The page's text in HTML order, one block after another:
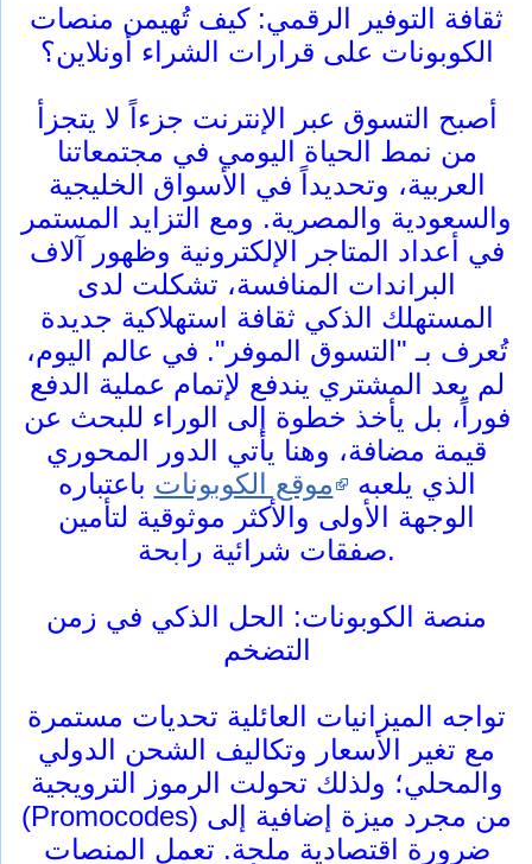
ثقافة التوفير الرقمي: كيف تُهيمن منصات
الكوبونات على قرارات الشراء أونلاين؟
أصبح التسوق عبر الإنترنت جزءاً لا يتجزأ
من نمط الحياة اليومي في مجتمعاتنا
العربية، وتحديداً في الأسواق الخليجية
والسعودية والمصرية. ومع التزايد المستمر
في أعداد المتاجر الإلكترونية وظهور آلاف
البراندات المنافسة، تشكلت لدى
المستهلك الذكي ثقافة استهلاكية جديدة
تُعرف بـ "التسوق الموفر". في عالم اليوم،
لم يعد المشتري يندفع لإتمام عملية الدفع
فوراً، بل يأخذ خطوة إلى الوراء للبحث عن
قيمة مضافة، وهنا يأتي الدور المحوري
الذي يلعبه
موقع الكوبونات باعتباره
الوجهة الأولى والأكثر موثوقية لتأمين
صفقات شرائية رابحة.
منصة الكوبونات: الحل الذكي في زمن
التضخم
تواجه الميزانيات العائلية تحديات مستمرة
مع تغير الأسعار وتكاليف الشحن الدولي
والمحلي؛ ولذلك تحولت الرموز الترويجية
(Promocodes) من مجرد ميزة إضافية إلى
ضرورة اقتصادية ملحة. تعمل المنصات